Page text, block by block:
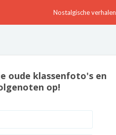
Nostalgische verhalen
oude klassenfoto's en
op!